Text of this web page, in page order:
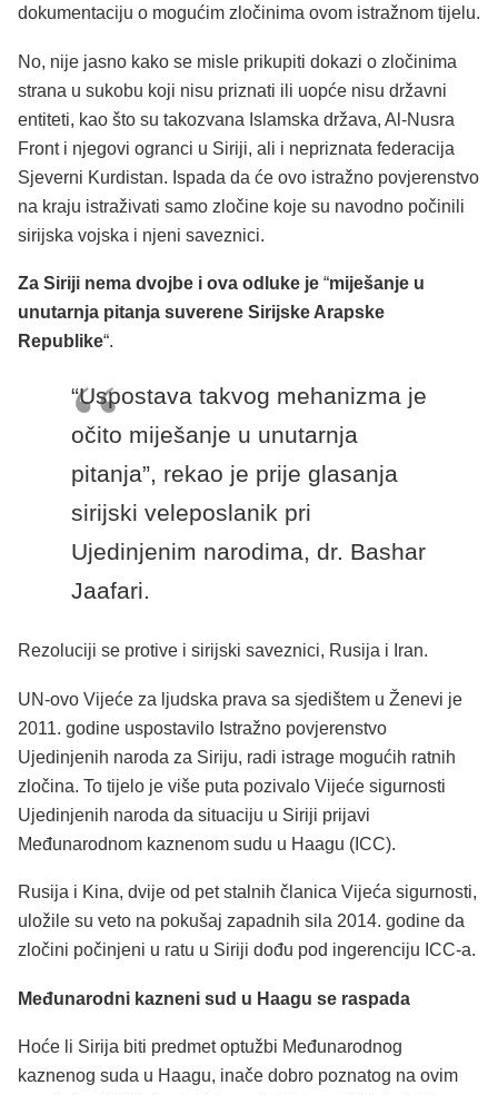
dokumentaciju o mogućim zločinima ovom istražnom tijelu.
No, nije jasno kako se misle prikupiti dokazi o zločinima
strana u sukobu koji nisu priznati ili uopće nisu državni
entiteti, kao što su takozvana Islamska država, Al-Nusra
Front i njegovi ogranci u Siriji, ali i nepriznata federacija
Sjeverni Kurdistan. Ispada da će ovo istražno povjerenstvo
na kraju istraživati samo zločine koje su navodno počinili
sirijska vojska i njeni saveznici.
Za Siriji nema dvojbe i ova odluke je “miješanje u
unutarnja pitanja suverene Sirijske Arapske
Republike“.
“Uspostava takvog mehanizma je
očito miješanje u unutarnja
pitanja”, rekao je prije glasanja
sirijski veleposlanik pri
Ujedinjenim narodima, dr. Bashar
Jaafari.
Rezoluciji se protive i sirijski saveznici, Rusija i Iran.
UN-ovo Vijeće za ljudska prava sa sjedištem u Ženevi je
2011. godine uspostavilo Istražno povjerenstvo
Ujedinjenih naroda za Siriju, radi istrage mogućih ratnih
zločina. To tijelo je više puta pozivalo Vijeće sigurnosti
Ujedinjenih naroda da situaciju u Siriji prijavi
Međunarodnom kaznenom sudu u Haagu (ICC).
Rusija i Kina, dvije od pet stalnih članica Vijeća sigurnosti,
uložile su veto na pokušaj zapadnih sila 2014. godine da
zločini počinjeni u ratu u Siriji dođu pod ingerenciju ICC-a.
Međunarodni kazneni sud u Haagu se raspada
Hoće li Sirija biti predmet optužbi Međunarodnog
kaznenog suda u Haagu, inače dobro poznatog na ovim